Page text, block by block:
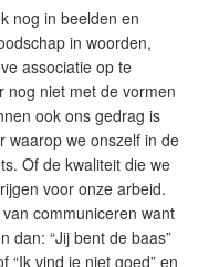
nog in beelden en
in woorden,
associatie op te
nog niet met de vormen
ook ons gedrag is
waarop we onszelf in de
Of de kwaliteit die we
voor onze arbeid.
communiceren want
dan: “Jij bent de baas”
“Ik vind je niet goed” en